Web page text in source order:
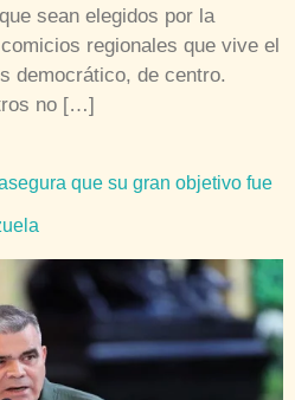
sean elegidos por la
regionales que vive el
democrático, de centro.
no […]
que su gran objetivo fue